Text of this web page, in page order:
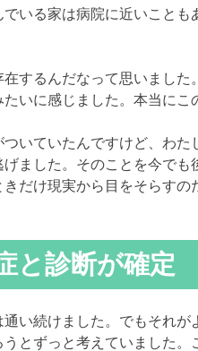
いる家は病院に近いこと
するんだなって思いまし
いに感じました。本当にこ
いていたんですけど、わ
ました。そのことを今で
きだけ現実から目をそらす
と診断が確定
い続けました。でもそれ
うとずっと考えていました